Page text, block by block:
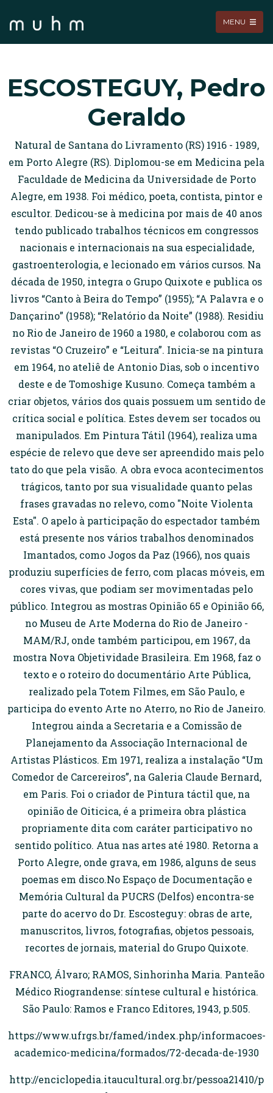
MENU
ESCOSTEGUY, Pedro
Geraldo
Natural de Santana do Livramento (RS) 1916 - 1989,
em Porto Alegre (RS). Diplomou-se em Medicina pela
Faculdade de Medicina da Universidade de Porto
Alegre, em 1938. Foi médico, poeta, contista, pintor e
escultor. Dedicou-se à medicina por mais de 40 anos
tendo publicado trabalhos técnicos em congressos
nacionais e internacionais na sua especialidade,
gastroenterologia, e lecionado em vários cursos. Na
década de 1950, integra o Grupo Quixote e publica os
livros “Canto à Beira do Tempo” (1955); “A Palavra e o
Dançarino” (1958); “Relatório da Noite” (1988). Residiu
no Rio de Janeiro de 1960 a 1980, e colaborou com as
revistas “O Cruzeiro” e “Leitura”. Inicia-se na pintura
em 1964, no ateliê de Antonio Dias, sob o incentivo
deste e de Tomoshige Kusuno. Começa também a
criar objetos, vários dos quais possuem um sentido de
crítica social e política. Estes devem ser tocados ou
manipulados. Em Pintura Tátil (1964), realiza uma
espécie de relevo que deve ser apreendido mais pelo
tato do que pela visão. A obra evoca acontecimentos
trágicos, tanto por sua visualidade quanto pelas
frases gravadas no relevo, como "Noite Violenta
Esta". O apelo à participação do espectador também
está presente nos vários trabalhos denominados
Imantados, como Jogos da Paz (1966), nos quais
produziu superfícies de ferro, com placas móveis, em
cores vivas, que podiam ser movimentadas pelo
público. Integrou as mostras Opinião 65 e Opinião 66,
no Museu de Arte Moderna do Rio de Janeiro -
MAM/RJ, onde também participou, em 1967, da
mostra Nova Objetividade Brasileira. Em 1968, faz o
texto e o roteiro do documentário Arte Pública,
realizado pela Totem Filmes, em São Paulo, e
participa do evento Arte no Aterro, no Rio de Janeiro.
Integrou ainda a Secretaria e a Comissão de
Planejamento da Associação Internacional de
Artistas Plásticos. Em 1971, realiza a instalação “Um
Comedor de Carcereiros”, na Galeria Claude Bernard,
em Paris. Foi o criador de Pintura táctil que, na
opinião de Oiticica, é a primeira obra plástica
propriamente dita com caráter participativo no
sentido político. Atua nas artes até 1980. Retorna a
Porto Alegre, onde grava, em 1986, alguns de seus
poemas em disco.No Espaço de Documentação e
Memória Cultural da PUCRS (Delfos) encontra-se
parte do acervo do Dr. Escosteguy: obras de arte,
manuscritos, livros, fotografias, objetos pessoais,
recortes de jornais, material do Grupo Quixote.
FRANCO, Álvaro; RAMOS, Sinhorinha Maria. Panteão
Médico Riograndense: síntese cultural e histórica.
São Paulo: Ramos e Franco Editores, 1943, p.505.
https://www.ufrgs.br/famed/index.php/informacoes-
academico-medicina/formados/72-decada-de-1930
http://enciclopedia.itaucultural.org.br/pessoa21410/p